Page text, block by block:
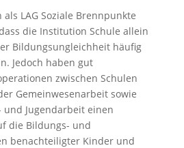
LAG Soziale Brennpunkte
die Institution Schule allein
Bildungsungleichheit häufig
Jedoch haben gut
zwischen Schulen
Gemeinwesenarbeit sowie
Jugendarbeit einen
die Bildungs- und
benachteiligter Kinder und